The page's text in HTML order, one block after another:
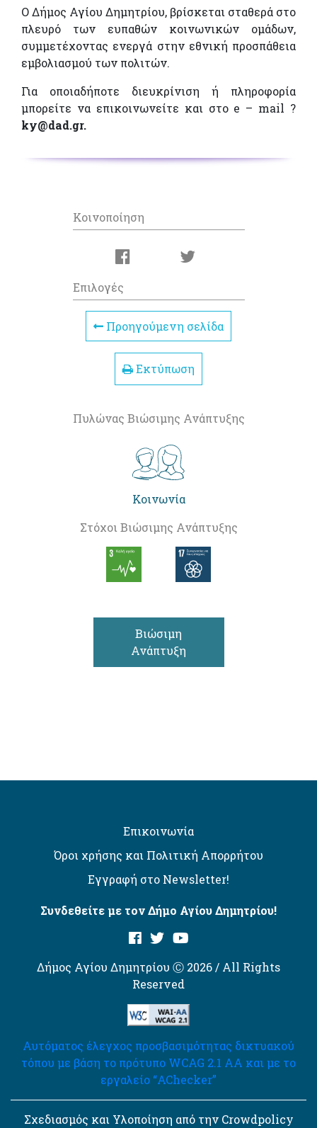
Ο Δήμος Αγίου Δημητρίου, βρίσκεται σταθερά στο
πλευρό των ευπαθών κοινωνικών ομάδων,
συμμετέχοντας ενεργά στην εθνική προσπάθεια
εμβολιασμού των πολιτών.
Για οποιαδήποτε διευκρίνιση ή πληροφορία
μπορείτε να επικοινωνείτε και στο e – mail ?
ky@dad.gr.
Κοινοποίηση
Επιλογές
Προηγούμενη σελίδα
Εκτύπωση
Πυλώνας Βιώσιμης Ανάπτυξης
Κοινωνία
Στόχοι Βιώσιμης Ανάπτυξης
Βιώσιμη
Ανάπτυξη
Επικοινωνία
Όροι χρήσης και Πολιτική Απορρήτου
Εγγραφή στο Newsletter!
Συνδεθείτε με τον Δήμο Αγίου Δημητρίου!
Δήμος Αγίου Δημητρίου Ⓒ 2026 / All Rights
Reserved
Αυτόματος έλεγχος προσβασιμότητας δικτυακού
τόπου με βάση το πρότυπο WCAG 2.1 AA και με το
εργαλείο “AChecker”
Σχεδιασμός και Υλοποίηση από την Crowdpolicy